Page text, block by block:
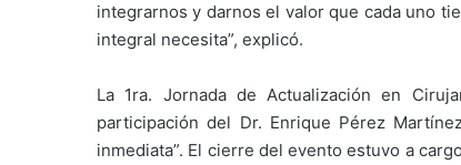
integrarnos y darnos el valor que cada uno
integral necesita”, explicó.
La 1ra. Jornada de Actualización en
participación del Dr. Enrique Pérez
inmediata”. El cierre del evento estuvo a